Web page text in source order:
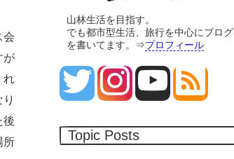
会
が
れ
後
所
山林生活を目指す。
でも都市型生活、旅行を中心にブログ
を書いてます。⇒プロフィール
Topic Posts